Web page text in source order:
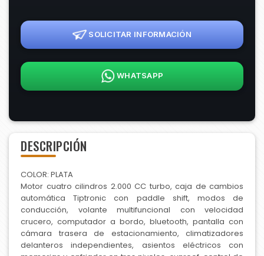
SOLICITAR INFORMACIÓN
WHATSAPP
DESCRIPCIÓN
COLOR: PLATA
Motor cuatro cilindros 2.000 CC turbo, caja de cambios
automática Tiptronic con paddle shift, modos de
conducción, volante multifuncional con velocidad
crucero, computador a bordo, bluetooth, pantalla con
cámara trasera de estacionamiento, climatizadores
delanteros independientes, asientos eléctricos con